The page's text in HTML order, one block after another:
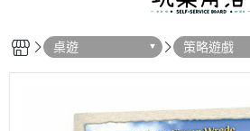
桌遊 策略遊戲